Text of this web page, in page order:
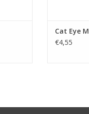
Cat Eye
€4,55